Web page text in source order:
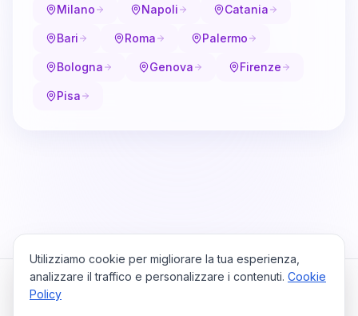
Milano Napoli Catania
Bari Roma Palermo
Bologna Genova Firenze
Pisa
Utilizziamo cookie per migliorare la tua esperienza,
analizzare il traffico e personalizzare i contenuti. Cookie
Policy